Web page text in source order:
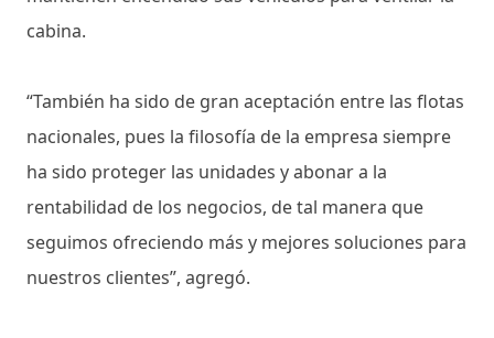
cabina.
“También ha sido de gran aceptación entre las flotas
nacionales, pues la filosofía de la empresa siempre
ha sido proteger las unidades y abonar a la
rentabilidad de los negocios, de tal manera que
seguimos ofreciendo más y mejores soluciones para
nuestros clientes”, agregó.